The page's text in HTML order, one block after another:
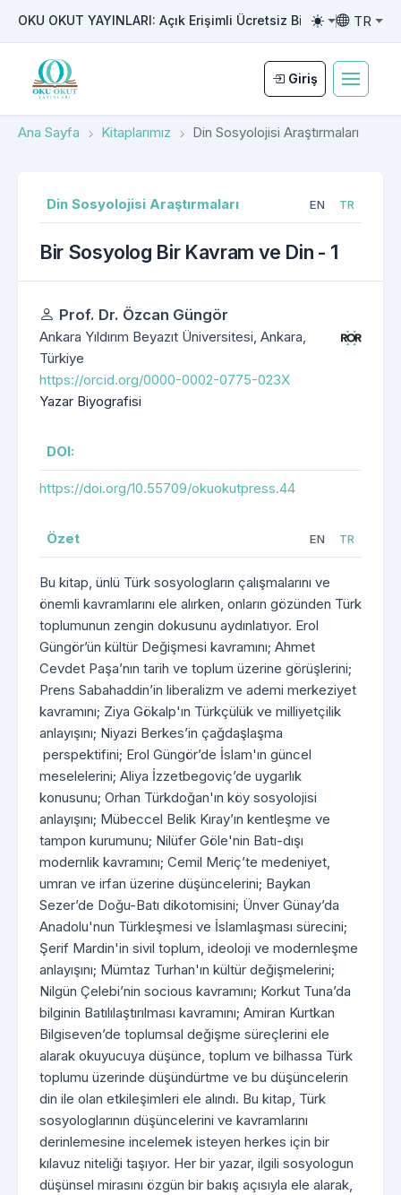
OKU OKUT YAYINLARI: Açık Erişimli Ücretsiz Bilimsel
Toggle
TR
Toggle
Giriş
Ana Sayfa Kitaplarımız Din Sosyolojisi Araştırmaları
Din Sosyolojisi Araştırmaları EN TR
Bir Sosyolog Bir Kavram ve Din - 1
Yazarlar
Prof. Dr. Özcan Güngör
Ankara Yıldırım Beyazıt Üniversitesi, Ankara,
Türkiye
https://orcid.org/0000-0002-0775-023X
Yazar Biyografisi
DOI:
https://doi.org/10.55709/okuokutpress.44
Özet EN TR
Bu kitap, ünlü Türk sosyologların çalışmalarını ve
önemli kavramlarını ele alırken, onların gözünden Türk
toplumunun zengin dokusunu aydınlatıyor. Erol
Güngör’ün kültür Değişmesi kavramını; Ahmet
Cevdet Paşa’nın tarih ve toplum üzerine görüşlerini;
Prens Sabahaddin’in liberalizm ve ademi merkeziyet
kavramını; Ziya Gökalp'ın Türkçülük ve milliyetçilik
anlayışını; Niyazi Berkes’in çağdaşlaşma
perspektifini; Erol Güngör’de İslam'ın güncel
meselelerini; Aliya İzzetbegoviç’de uygarlık
konusunu; Orhan Türkdoğan'ın köy sosyolojisi
anlayışını; Mübeccel Belik Kıray’ın kentleşme ve
tampon kurumunu; Nilüfer Göle'nin Batı-dışı
modernlik kavramını; Cemil Meriç’te medeniyet,
umran ve irfan üzerine düşüncelerini; Baykan
Sezer’de Doğu-Batı dikotomisini; Ünver Günay’da
Anadolu'nun Türkleşmesi ve İslamlaşması sürecini;
Şerif Mardin'in sivil toplum, ideoloji ve modernleşme
anlayışını; Mümtaz Turhan'ın kültür değişmelerini;
Nilgün Çelebi’nin socious kavramını; Korkut Tuna’da
bilginin Batılılaştırılması kavramını; Amiran Kurtkan
Bilgiseven’de toplumsal değişme süreçlerini ele
alarak okuyucuya düşünce, toplum ve bilhassa Türk
toplumu üzerinde düşündürtme ve bu düşüncelerin
din ile olan etkileşimleri ele alındı. Bu kitap, Türk
sosyologlarının düşüncelerini ve kavramlarını
derinlemesine incelemek isteyen herkes için bir
kılavuz niteliği taşıyor. Her bir yazar, ilgili sosyologun
düşünsel mirasını özgün bir bakış açısıyla ele alarak,